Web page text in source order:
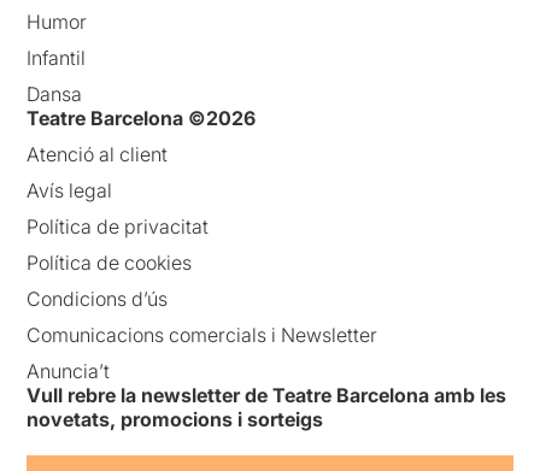
Humor
Infantil
Dansa
Teatre Barcelona ©2026
Atenció al client
Avís legal
Política de privacitat
Política de cookies
Condicions d’ús
Comunicacions comercials i Newsletter
Anuncia’t
Vull rebre la newsletter de Teatre Barcelona amb les
novetats, promocions i sorteigs